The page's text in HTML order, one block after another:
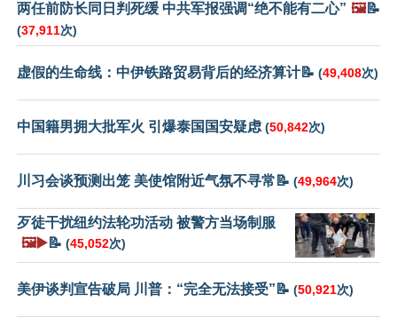
两任前防长同日判死缓 中共军报强调“绝不能有二心” 🖼️📝
(37,911次)
虚假的生命线：中伊铁路贸易背后的经济算计📝 (49,408次)
中国籍男拥大批军火 引爆泰国国安疑虑 (50,842次)
川习会谈预测出笼 美使馆附近气氛不寻常📝 (49,964次)
歹徒干扰纽约法轮功活动 被警方当场制服
🖼️▶️📝 (45,052次)
美伊谈判宣告破局 川普：“完全无法接受”📝 (50,921次)